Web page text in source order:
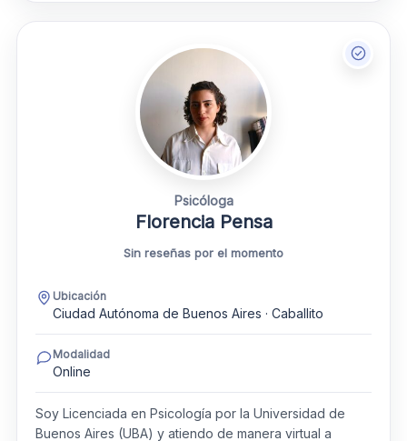
Psicóloga
Florencia Pensa
Sin reseñas por el momento
Ubicación
Ciudad Autónoma de Buenos Aires · Caballito
Modalidad
Online
Soy Licenciada en Psicología por la Universidad de
Buenos Aires (UBA) y atiendo de manera virtual a